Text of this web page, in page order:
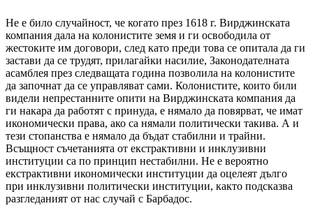
Не е било случайност, че когато през 1618 г. Вирджинската
компания дала на колонистите земя и ги освободила от
жестоките им договори, след като преди това се опитала да ги
застави да се трудят, прилагайки насилие, Законодателната
асамблея през следващата година позволила на колонистите
да започнат да се управляват сами. Колонистите, които били
видели непрестанните опити на Вирджинската компания да
ги накара да работят с принуда, е нямало да повярват, че имат
икономически права, ако са нямали политически такива. А и
тези стопанства е нямало да бъдат стабилни и трайни.
Всъщност съчетанията от екстрактивни и инклузивни
институции са по принцип нестабилни. Не е вероятно
екстрактивни икономически институции да оцелеят дълго
при инклузивни политически институции, както подсказва
разгледаният от нас случай с Барбадос.